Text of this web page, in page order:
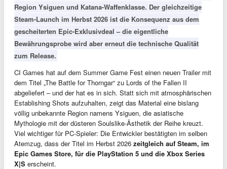
Region Ysiguen und Katana-Waffenklasse. Der gleichzeitige
Steam-Launch im Herbst 2026 ist die Konsequenz aus dem
gescheiterten Epic-Exklusivdeal – die eigentliche
Bewährungsprobe wird aber erneut die technische Qualität
zum Release.
CI Games hat auf dem Summer Game Fest einen neuen Trailer mit
dem Titel „The Battle for Thorngar“ zu Lords of the Fallen II
abgeliefert – und der hat es in sich. Statt sich mit atmosphärischen
Establishing Shots aufzuhalten, zeigt das Material eine bislang
völlig unbekannte Region namens Ysiguen, die asiatische
Mythologie mit der düsteren Soulslike-Ästhetik der Reihe kreuzt.
Viel wichtiger für PC-Spieler: Die Entwickler bestätigten im selben
Atemzug, dass der Titel im Herbst 2026 zeitgleich auf Steam, im
Epic Games Store, für die PlayStation 5 und die Xbox Series
X|S erscheint.